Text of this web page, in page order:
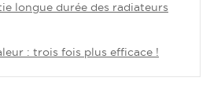
longue durée des radiateurs
: trois fois plus efficace !